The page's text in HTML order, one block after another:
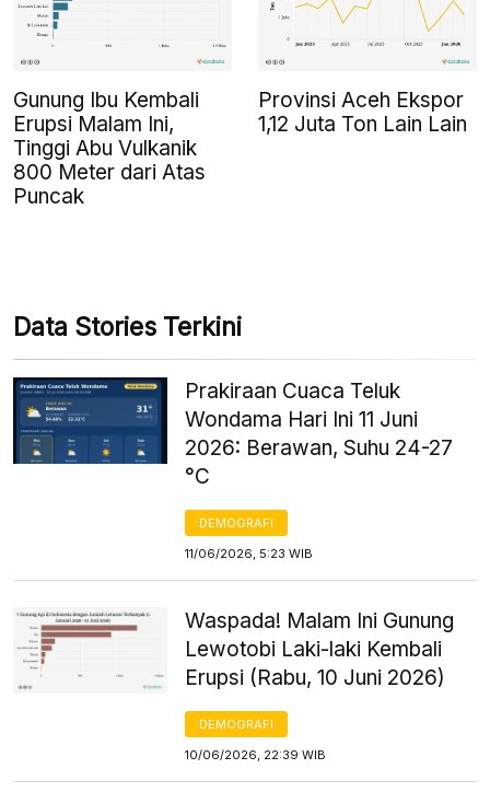
Gunung Ibu Kembali
Erupsi Malam Ini,
Tinggi Abu Vulkanik
800 Meter dari Atas
Puncak
Provinsi Aceh Ekspor
1,12 Juta Ton Lain Lain
Data Stories Terkini
Prakiraan Cuaca Teluk
Wondama Hari Ini 11 Juni
2026: Berawan, Suhu 24-27
°C
DEMOGRAFI
11/06/2026, 5:23 WIB
Waspada! Malam Ini Gunung
Lewotobi Laki-laki Kembali
Erupsi (Rabu, 10 Juni 2026)
DEMOGRAFI
10/06/2026, 22:39 WIB